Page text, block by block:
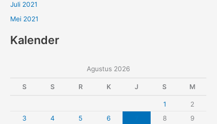
Juli 2021
Mei 2021
Kalender
Agustus 2026
S S R K J S M
1
2
3
4 5 6 8 9